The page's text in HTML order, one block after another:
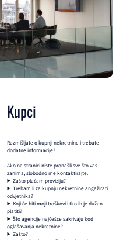
Kupci
Razmišljate o kupnji nekretnine i trebate
dodatne informacije?
Ako na stranici niste pronašli sve što vas
zanima,slobodno me kontaktirajte.
Zašto plaćam proviziju?
Trebam li za kupnju nekretnine angažirati
odvjetnika?
Koji će biti moji troškovi i tko ih je dužan
platiti?
Što agencije najčešće sakrivaju kod
oglašavanja nekretnine?
Zašto?